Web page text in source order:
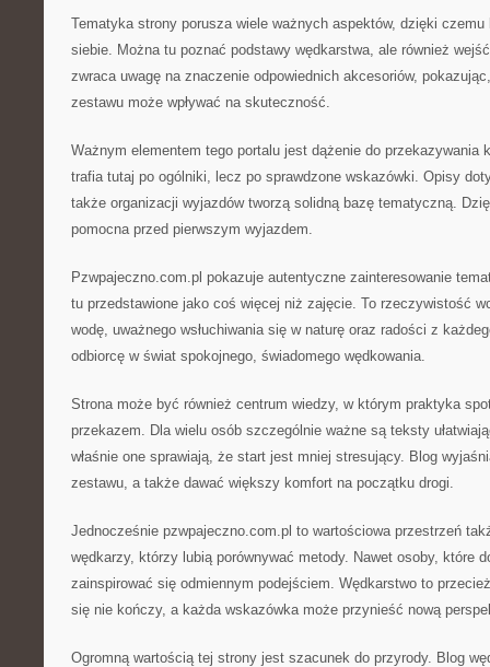
Tematyka strony porusza wiele ważnych aspektów, dzięki
siebie. Można tu poznać podstawy wędkarstwa, ale również
zwraca uwagę na znaczenie odpowiednich akcesoriów,
zestawu może wpływać na skuteczność.
Ważnym elementem tego portalu jest dążenie do przekazywania
trafia tutaj po ogólniki, lecz po sprawdzone wskazówki. Opisy
także organizacji wyjazdów tworzą solidną bazę tematyczną.
pomocna przed pierwszym wyjazdem.
Pzwpajeczno.com.pl pokazuje autentyczne zainteresowanie
tu przedstawione jako coś więcej niż zajęcie. To rzeczywistość
wodę, uważnego wsłuchiwania się w naturę oraz radości z
odbiorcę w świat spokojnego, świadomego wędkowania.
Strona może być również centrum wiedzy, w którym praktyka
przekazem. Dla wielu osób szczególnie ważne są teksty
właśnie one sprawiają, że start jest mniej stresujący. Blog
zestawu, a także dawać większy komfort na początku drogi.
Jednocześnie pzwpajeczno.com.pl to wartościowa przestrzeń
wędkarzy, którzy lubią porównywać metody. Nawet osoby, które
zainspirować się odmiennym podejściem. Wędkarstwo to
się nie kończy, a każda wskazówka może przynieść nową
Ogromną wartością tej strony jest szacunek do przyrody. Blog